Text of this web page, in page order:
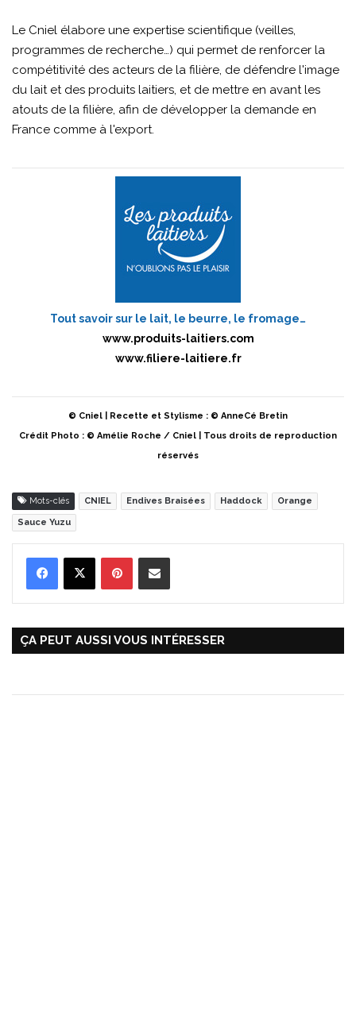
Le Cniel élabore une expertise scientifique (veilles,
programmes de recherche…) qui permet de renforcer la
compétitivité des acteurs de la filière, de défendre l'image
du lait et des produits laitiers, et de mettre en avant les
atouts de la filière, afin de développer la demande en
France comme à l'export.
Tout savoir sur le lait, le beurre, le fromage…
www.produits-laitiers.com
www.filiere-laitiere.fr
© Cniel | Recette et Stylisme : © AnneCé Bretin
Crédit Photo : © Amélie Roche / Cniel | Tous droits de reproduction
réservés
Mots-clés CNIEL Endives Braisées Haddock Orange
Sauce Yuzu
ÇA PEUT AUSSI VOUS INTÉRESSER